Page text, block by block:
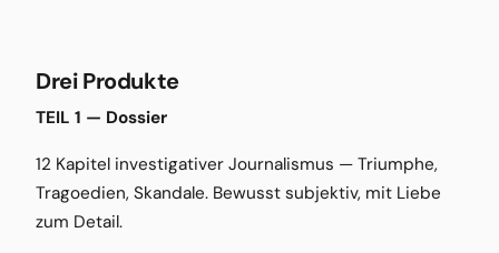
Drei Produkte
TEIL 1 — Dossier
12 Kapitel investigativer Journalismus — Triumphe,
Tragoedien, Skandale. Bewusst subjektiv, mit Liebe
zum Detail.